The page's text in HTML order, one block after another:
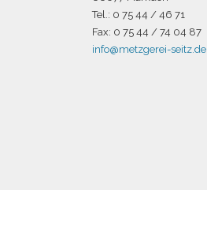
Tel.: 0 75 44 / 46 71
Fax: 0 75 44 / 74 04 87
info@metzgerei-seitz.de